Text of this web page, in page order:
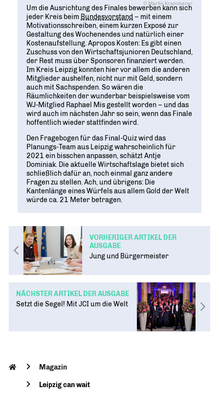
© Martin Krammerer
Um die Ausrichtung des Finales bewerben kann sich
jeder Kreis beim Bundesvorstand – mit einem
Motivationsschreiben, einem kurzen Exposé zur
Gestaltung des Wochenendes und natürlich einer
Kostenaufstellung. Apropos Kosten: Es gibt einen
Zuschuss von den Wirtschaftsjunioren Deutschland,
der Rest muss über Sponsoren finanziert werden.
Im Kreis Leipzig konnten hier vor allem die anderen
Mitglieder aushelfen, nicht nur mit Geld, sondern
auch mit Sachspenden. So wären die
Räumlichkeiten der wunderbar beispielsweise vom
WJ-Mitglied Raphael Mis gestellt worden – und das
wird auch im nächsten Jahr so sein, wenn das Finale
hoffentlich wieder stattfinden wird.
Den Fragebogen für das Final-Quiz wird das
Planungs-Team aus Leipzig wahrscheinlich für
2021 ein bisschen anpassen, schätzt Antje
Dominiak. Die aktuelle Wirtschaftslage bietet sich
schließlich dafür an, noch einmal ganz andere
Fragen zu stellen. Ach, und übrigens: Die
Kantenlänge eines Würfels aus allem Gold der Welt
würde ca. 21 Meter betragen.
VORHERIGER ARTIKEL DER
AUSGABE
Jung und Bürgermeister
NÄCHSTER ARTIKEL DER AUSGABE
Setzt die Segel! Mit JCI um die Welt
Magazin
Leipzig can wait